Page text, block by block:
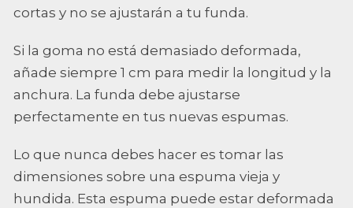
cortas y no se ajustarán a tu funda.
Si la goma no está demasiado deformada,
añade siempre 1 cm para medir la longitud y la
anchura. La funda debe ajustarse
perfectamente en tus nuevas espumas.
Lo que nunca debes hacer es tomar las
dimensiones sobre una espuma vieja y
hundida. Esta espuma puede estar deformada